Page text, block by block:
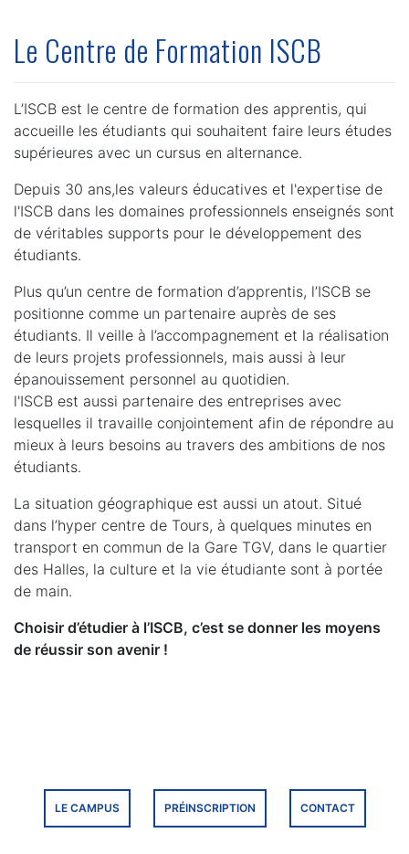
Le Centre de Formation ISCB
L’ISCB est le centre de formation des apprentis, qui
accueille les étudiants qui souhaitent faire leurs études
supérieures avec un cursus en alternance.
Depuis 30 ans,les valeurs éducatives et l'expertise de
l'ISCB dans les domaines professionnels enseignés sont
de véritables supports pour le développement des
étudiants.
Plus qu’un centre de formation d’apprentis, l’ISCB se
positionne comme un partenaire auprès de ses
étudiants. Il veille à l’accompagnement et la réalisation
de leurs projets professionnels, mais aussi à leur
épanouissement personnel au quotidien.
l'ISCB est aussi partenaire des entreprises avec
lesquelles il travaille conjointement afin de répondre au
mieux à leurs besoins au travers des ambitions de nos
étudiants.
La situation géographique est aussi un atout. Situé
dans l’hyper centre de Tours, à quelques minutes en
transport en commun de la Gare TGV, dans le quartier
des Halles, la culture et la vie étudiante sont à portée
de main.
Choisir d’étudier à l’ISCB, c’est se donner les moyens
de réussir son avenir !
LE CAMPUS PRÉINSCRIPTION CONTACT